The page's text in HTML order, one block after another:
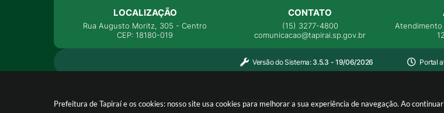
Prefeitura de Tapiraí e os cookies: nosso site usa cookies para melhorar a sua experiência de navegação. Ao
LOCALIZAÇÃO
Rua Augusto Moritz, 305 - Centro
CEP: 18180-019
CONTATO
(15) 3277-4800
comunicacao@tapirai.sp.gov.br
Atendimento
Versão do Sistema: 3.5.3 - 19/06/2026 Portal
© Copyright Instar - 2006-2026. Todos os direitos